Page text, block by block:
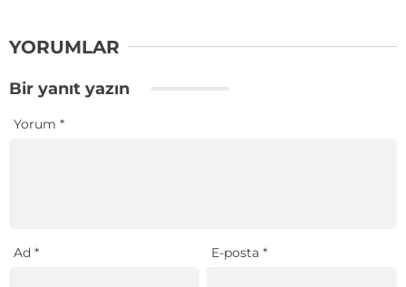
YORUMLAR
Bir yanıt yazın
Yorum *
Ad * E-posta*